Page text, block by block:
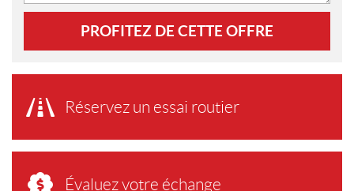
PROFITEZ DE CETTE OFFRE
Réservez un essai routier
Évaluez votre échange